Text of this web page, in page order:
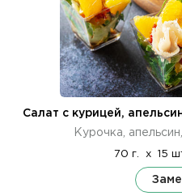
Салат с курицей,
Курочка,
70 г. x 15